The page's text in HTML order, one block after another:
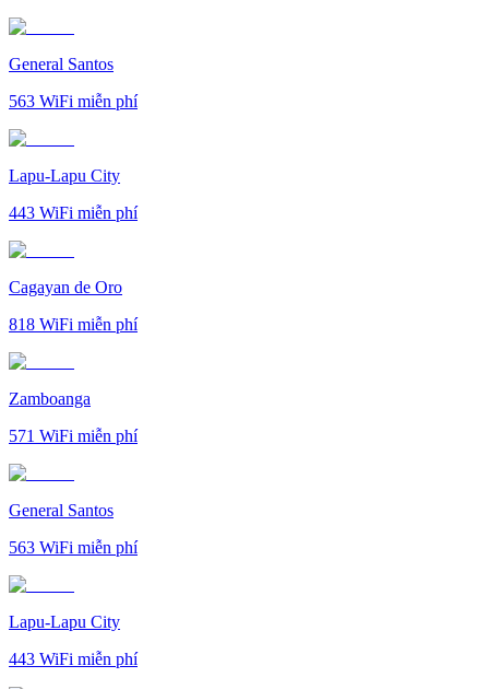
General Santos
563 WiFi miễn phí
Lapu-Lapu City
443 WiFi miễn phí
Cagayan de Oro
818 WiFi miễn phí
Zamboanga
571 WiFi miễn phí
General Santos
563 WiFi miễn phí
Lapu-Lapu City
443 WiFi miễn phí